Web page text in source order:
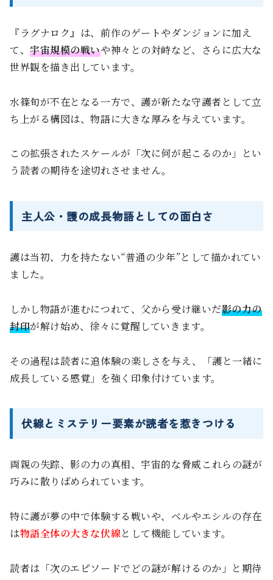
『ラグナロク』は、前作のゲートやダンジョンに加え
て、宇宙規模の戦いや神々との対峙など、さらに広大な
世界観を描き出しています。
水篠旬が不在となる一方で、護が新たな守護者として立
ち上がる構図は、物語に大きな厚みを与えています。
この拡張されたスケールが「次に何が起こるのか」とい
う読者の期待を途切れさせません。
主人公・護の成長物語としての面白さ
護は当初、力を持たない“普通の少年”として描かれてい
ました。
しかし物語が進むにつれて、父から受け継いだ影の力の
封印が解け始め、徐々に覚醒していきます。
その過程は読者に追体験の楽しさを与え、「護と一緒に
成長している感覚」を強く印象付けています。
伏線とミステリー要素が読者を惹きつける
両親の失踪、影の力の真相、宇宙的な脅威――これらの謎が
巧みに散りばめられています。
特に護が夢の中で体験する戦いや、ベルやエシルの存在
は物語全体の大きな伏線として機能しています。
読者は「次のエピソードでどの謎が解けるのか」と期待